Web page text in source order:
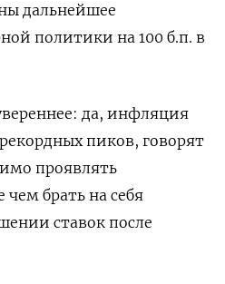
дальнейшее
политики на 100 б.п. в
да, инфляция
пиков, говорят
проявлять
брать на себя
ставок после